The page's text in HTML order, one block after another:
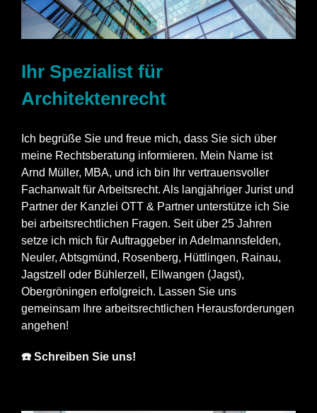
Ihr Spezialist für
Architektenrecht
Ich begrüße Sie und freue mich, dass Sie sich über
meine Rechtsberatung informieren. Mein Name ist
Arnd Müller, MBA, und ich bin Ihr vertrauensvoller
Fachanwalt für Arbeitsrecht. Als langjähriger Jurist und
Partner der Kanzlei OTT & Partner unterstütze ich Sie
bei arbeitsrechtlichen Fragen. Seit über 25 Jahren
setze ich mich für Auftraggeber in Adelmannsfelden,
Neuler, Abtsgmünd, Rosenberg, Hüttlingen, Rainau,
Jagstzell oder Bühlerzell, Ellwangen (Jagst),
Obergröningen erfolgreich. Lassen Sie uns
gemeinsam Ihre arbeitsrechtlichen Herausforderungen
angehen!
☎️ Schreiben Sie uns!